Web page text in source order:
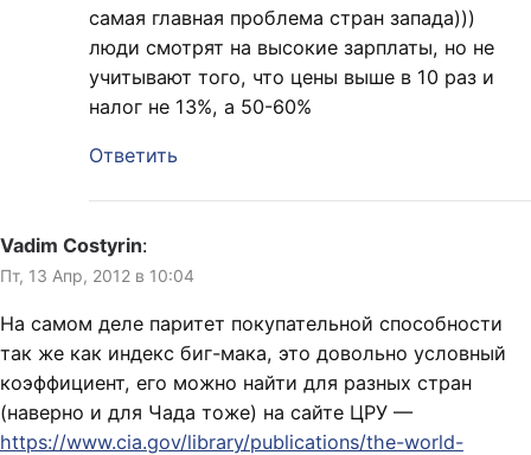
самая главная проблема стран запада)))
люди смотрят на высокие зарплаты, но не
учитывают того, что цены выше в 10 раз и
налог не 13%, а 50-60%
Ответить
Vadim Costyrin:
Пт, 13 Апр, 2012 в 10:04
На самом деле паритет покупательной способности
так же как индекс биг-мака, это довольно условный
коэффициент, его можно найти для разных стран
(наверно и для Чада тоже) на сайте ЦРУ —
https://www.cia.gov/library/publications/the-world-